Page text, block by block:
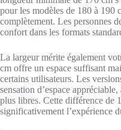
pour les modèles de 180 à 190
complètement. Les personnes
confort dans les formats
La largeur mérite également
cm offre un espace suffisant
certains utilisateurs. Les
sensation d’espace
plus libres. Cette différence de
significativement l’expérience